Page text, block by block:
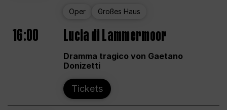
Oper Großes Haus
16:00 Lucia di Lammermoor
Dramma tragico von Gaetano
Donizetti
Tickets